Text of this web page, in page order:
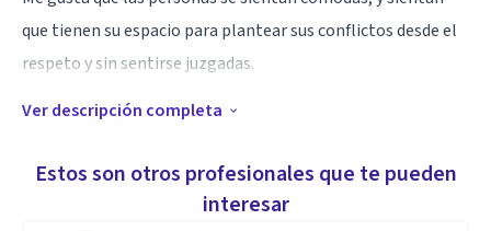
que tienen su espacio para plantear sus conflictos desde el
respeto y sin sentirse juzgadas.
Especialidad
Illes Balears en el año 2006. Posteriormente me licencié y
Ver descripción completa
Estos son otros profesionales que te pueden
interesar